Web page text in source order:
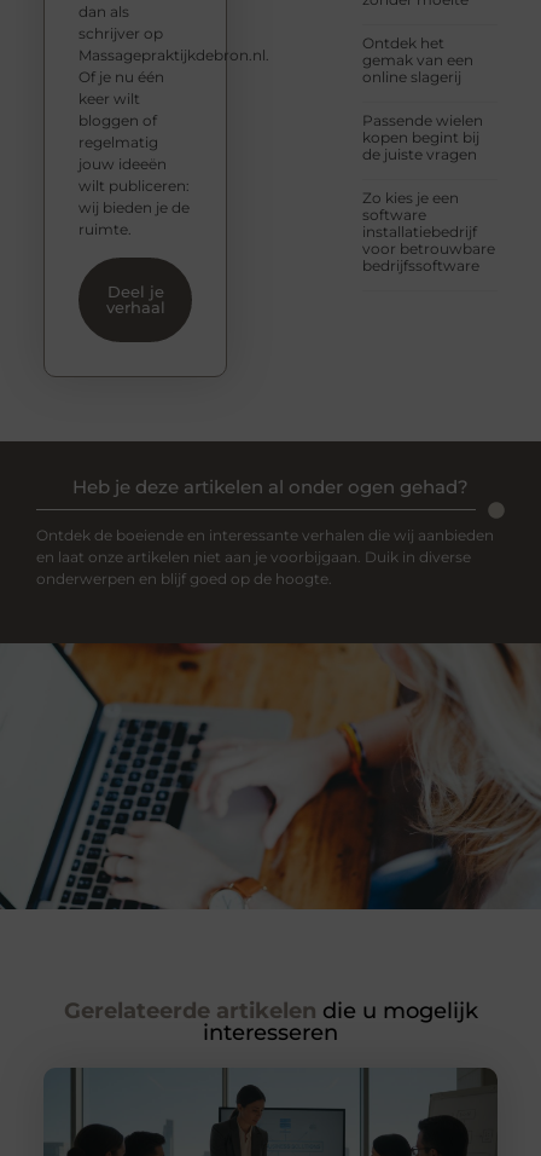
Ontdek het
gemak van een
online slagerij
Passende wielen
kopen begint bij
de juiste vragen
Zo kies je een
software
installatiebedrijf
voor betrouwbare
bedrijfssoftware
dan als
schrijver op
Massagepraktijkdebron.nl.
Of je nu één
keer wilt
bloggen of
regelmatig
jouw ideeën
wilt publiceren:
wij bieden je de
ruimte.
Deel je
verhaal
Heb je deze artikelen al onder ogen gehad?
Ontdek de boeiende en interessante verhalen die wij aanbieden
en laat onze artikelen niet aan je voorbijgaan. Duik in diverse
onderwerpen en blijf goed op de hoogte.
Gerelateerde artikelen die u mogelijk
interesseren